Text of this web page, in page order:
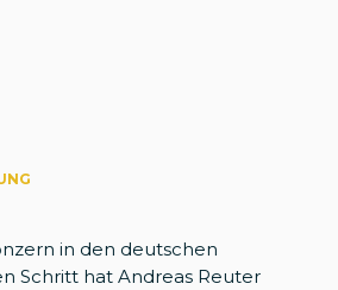
in den deutschen
Schritt hat Andreas Reuter